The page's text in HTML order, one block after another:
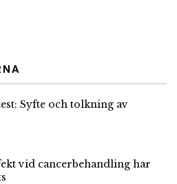
Syfte och tolkning av
vid cancerbehandling har